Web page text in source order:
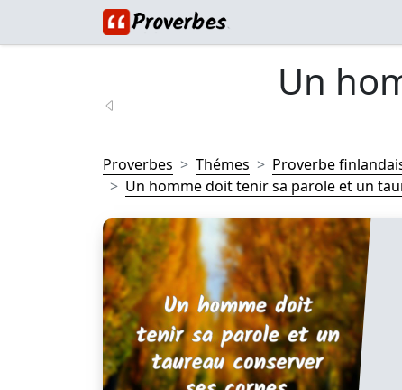
Un
Proverbes Thémes
Proverbe
Un homme doit tenir sa parole et un